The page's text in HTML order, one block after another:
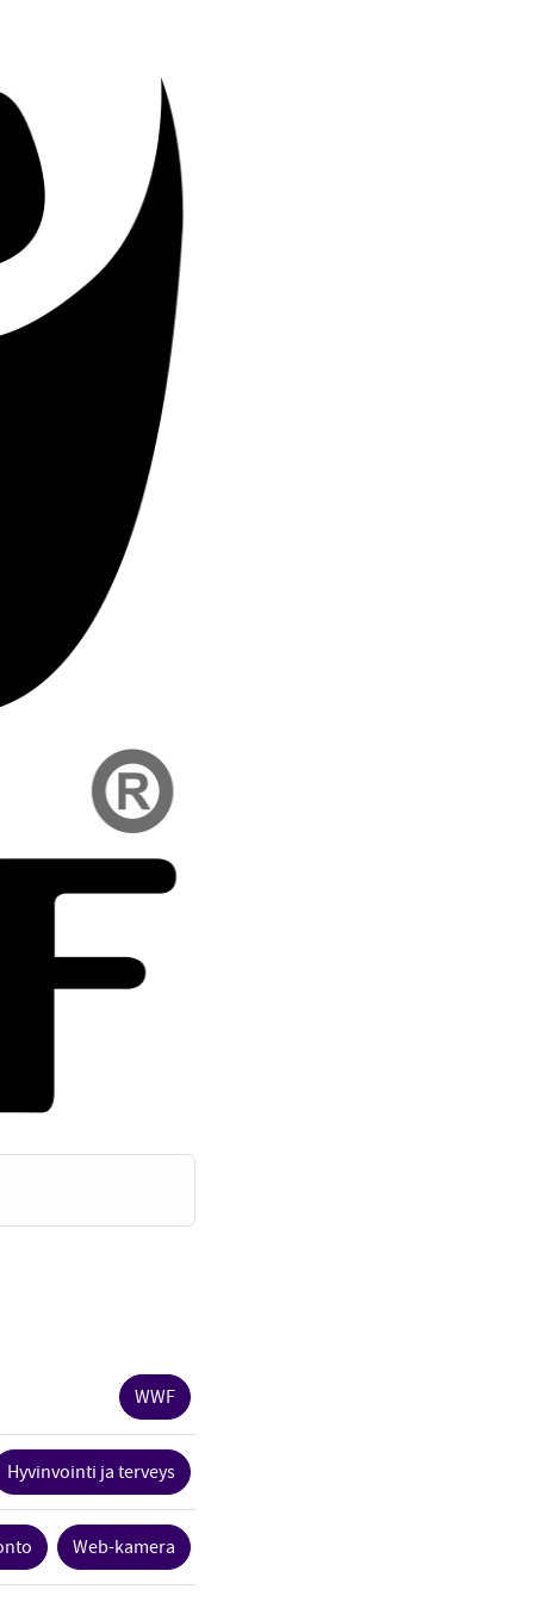
WWF
Hyvinvointi ja terveys
Web-kamera